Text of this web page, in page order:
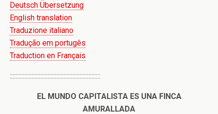
Deutsch Übersetzung
English translation
Traduzione italiano
Tradução em portugês
Traduction en Français
::::::::::::::::::::::::::::::::::::::::::::::::::::::::::::::
EL MUNDO CAPITALISTA ES UNA FINCA
AMURALLADA